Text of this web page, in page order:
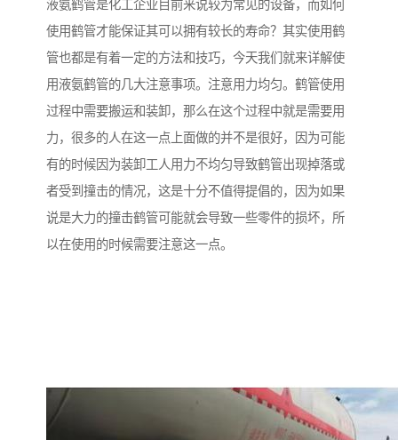
液氨鹤管是化工企业目前来说较为常见的设备，而如何
使用鹤管才能保证其可以拥有较长的寿命？其实使用鹤
管也都是有着一定的方法和技巧，今天我们就来详解使
用液氨鹤管的几大注意事项。注意用力均匀。鹤管使用
过程中需要搬运和装卸，那么在这个过程中就是需要用
力，很多的人在这一点上面做的并不是很好，因为可能
有的时候因为装卸工人用力不均匀导致鹤管出现掉落或
者受到撞击的情况，这是十分不值得提倡的，因为如果
说是大力的撞击鹤管可能就会导致一些零件的损坏，所
以在使用的时候需要注意这一点。